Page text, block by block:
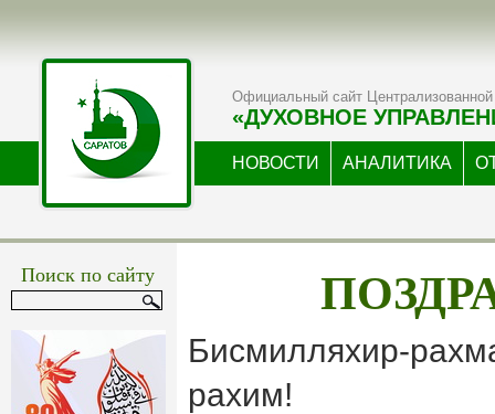
Официальный сайт Централизованной
«ДУХОВНОЕ
НОВОСТИ АНАЛИТИКА
Поиск по сайту
Бисмилляхир-
рахим!